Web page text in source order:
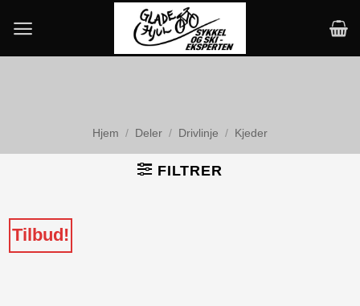
content
Hjem / Deler / Drivlinje / Kjeder
FILTRER
Tilbud!